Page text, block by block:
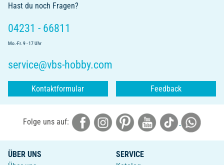
Hast du noch Fragen?
04231 - 66811
Mo.-Fr. 9 - 17 Uhr
service@vbs-hobby.com
Kontaktformular Feedback
Folge uns auf:
ÜBER UNS
SERVICE